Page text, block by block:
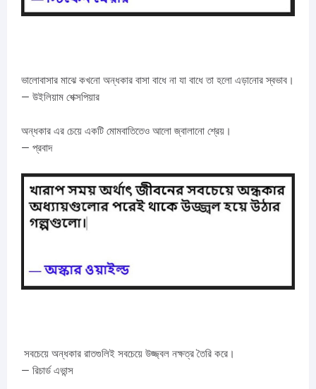
ভালোবাসার মাঝে কখনো অন্ধকার বাসা বাধে না যা বাধে তা হলো এড়ানোর স্বভাব।
— উইলিয়াম শেক্সপিয়ার
অন্ধকার এর চেয়ে একটি মোমবাতিতেও আলো জ্বালানো শ্রেয়।
— প্রবাদ
সবচেয়ে অন্ধকার রাতগুলিই সবচেয়ে উজ্জ্বল নক্ষত্র তৈরি করে।
— রিচার্ড এভান্স